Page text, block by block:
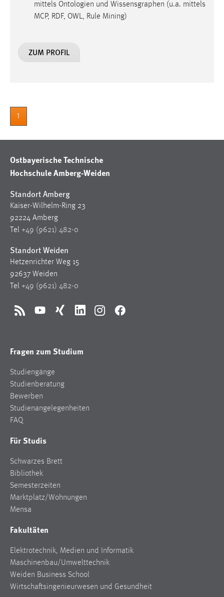
mittels Ontologien und Wissensgraphen (u.a. mittels
MCP, RDF, OWL, Rule Mining)
ZUM PROFIL
1
Ostbayerische Technische
Hochschule Amberg-Weiden
Standort Amberg
Kaiser-Wilhelm-Ring 23
92224 Amberg
Tel +49 (9621) 482-0
Standort Weiden
Hetzenrichter Weg 15
92637 Weiden
Tel +49 (9621) 482-0
RSS YouTubeXing LinkedInInstagramFacebook
Fragen zum Studium
Studiengänge
Studienberatung
Bewerben
Studienangelegenheiten
FAQ
Für Studis
Schwarzes Brett
Bibliothek
Semesterzeiten
Marktplatz/Wohnungen
Mensa
Fakultäten
Elektrotechnik, Medien und Informatik
Maschinenbau/Umwelttechnik
Weiden Business School
Wirtschaftsingenieurwesen und Gesundheit